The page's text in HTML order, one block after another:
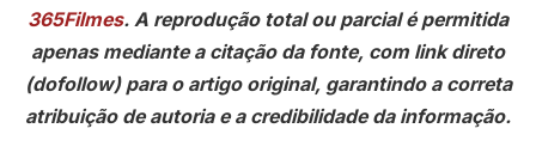
365Filmes. A reprodução total ou parcial é permitida
apenas mediante a citação da fonte, com link direto
(dofollow) para o artigo original, garantindo a correta
atribuição de autoria e a credibilidade da informação.